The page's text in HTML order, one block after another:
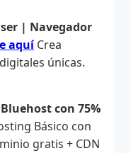
| Navegador
aquíCrea
únicas.
con 75%
Básico con
gratis + CDN